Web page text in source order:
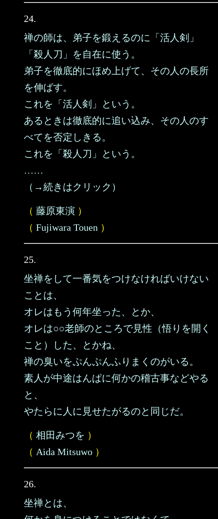
24.
禅の師は、弟子を鍛えるのに「活人剣」
「殺人刀」を自在に使う。
弟子を徹底的にほめ上げて、その人の長所
を伸ばす。
これを「活人剣」という。
あるときは徹底的に追い込み、その人のす
べてを否定しきる。
これを「殺人刀」という。
……
（→続きはクリック）
（ 藤原東演 ）
（ Fujiwara Touen ）
25.
坐禅をして一番気をつけなければいけない
ことは、
オレはもう何年坐った、とか、
オレは○○老師のところで見性（悟りを開く
こと）した、とかね、
禅の臭いをぷんぷんふりまくのがいる。
素人が中途はんぱに何かの稽古事などやる
と、
やたらに人に見せたがるのと同じだ。
（ 相田みつを ）
（ Aida Mitsuwo ）
26.
坐禅とは、